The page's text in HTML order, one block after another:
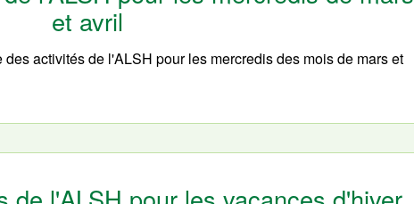
et avril
activités de l'ALSH pour les mercredis des mois de mars et